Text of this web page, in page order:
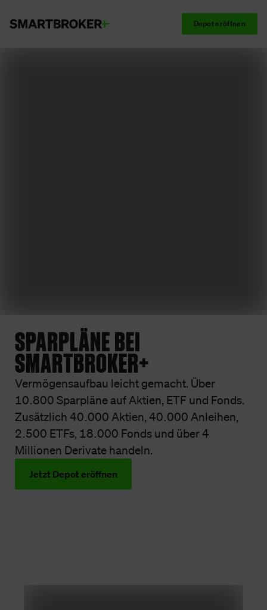
Depot eröffnen
SPARPLÄNE BEI
SMARTBROKER+
Vermögensaufbau leicht gemacht. Über
10.800 Sparpläne auf Aktien, ETF und Fonds.
Zusätzlich 40.000 Aktien, 40.000 Anleihen,
2.500 ETFs, 18.000 Fonds und über 4
Millionen Derivate handeln.
Jetzt Depot eröffnen